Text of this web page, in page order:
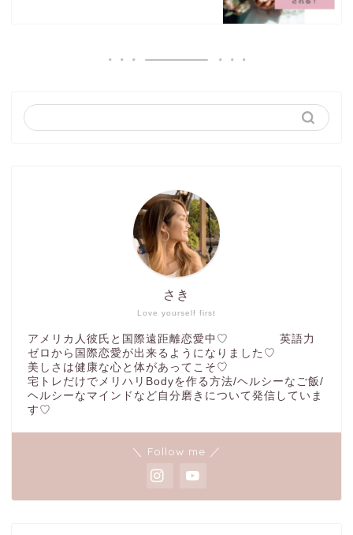
Love yourself first
さき
アメリカ人彼氏と国際遠距離恋愛中♡ 英語力
ゼロから国際恋愛が出来るようになりました♡
美しさは健康な心と体があってこそ♡
宅トレだけでメリハリBodyを作る方法/ヘルシーなご飯/
ヘルシーなマインドなど自分磨きについて発信していま
す♡
＼ Follow me ／